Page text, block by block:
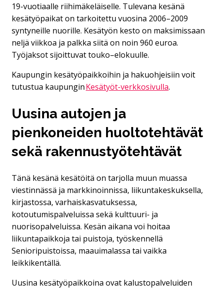
19-vuotiaalle riihimäkeläiselle. Tulevana kesänä
kesätyöpaikat on tarkoitettu vuosina 2006–2009
syntyneille nuorille. Kesätyön kesto on maksimissaan
neljä viikkoa ja palkka siitä on noin 960 euroa.
Työjaksot sijoittuvat touko–elokuulle.
Kaupungin kesätyöpaikkoihin ja hakuohjeisiin voit
tutustua kaupunginKesätyöt-verkkosivulla.
Uusina autojen ja
pienkoneiden huoltotehtävät
sekä rakennustyötehtävät
Tänä kesänä kesätöitä on tarjolla muun muassa
viestinnässä ja markkinoinnissa, liikuntakeskuksella,
kirjastossa, varhaiskasvatuksessa,
kotoutumispalveluissa sekä kulttuuri- ja
nuorisopalveluissa. Kesän aikana voi hoitaa
liikuntapaikkoja tai puistoja, työskennellä
Senioripuistoissa, maauimalassa tai vaikka
leikkikentällä.
Uusina kesätyöpaikkoina ovat kalustopalveluiden